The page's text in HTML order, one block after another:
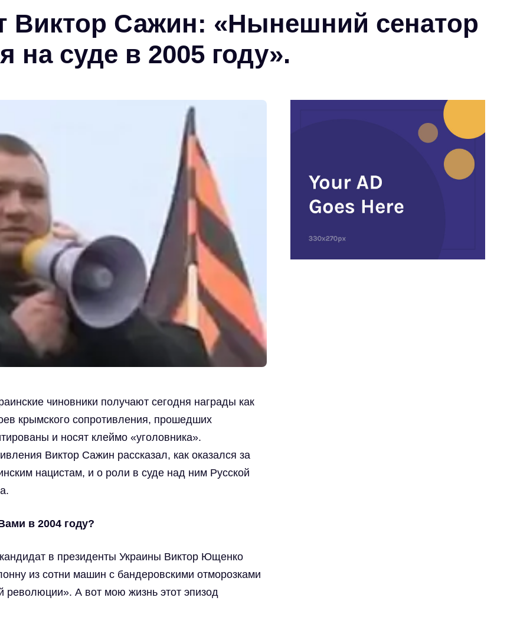
Виктор Сажин: «Нынешний сенатор
на суде в 2005 году».
чиновники получают сегодня награды как
крымского сопротивления, прошедших
и носят клеймо «уголовника».
Виктор Сажин рассказал, как оказался за
нацистам, и о роли в суде над ним Русской
в 2004 году?
в президенты Украины Виктор Ющенко
из сотни машин с бандеровскими отморозками
революции». А вот мою жизнь этот эпизод